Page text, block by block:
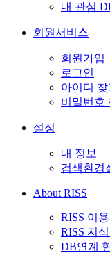
내 관심
회원서비스
회원가입
로그인
아이디 찾
비밀번호
설정
내 정보
검색환경
About RISS
RISS 이
RISS 지식
DB연계